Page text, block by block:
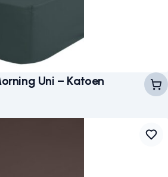
Uni – Katoen